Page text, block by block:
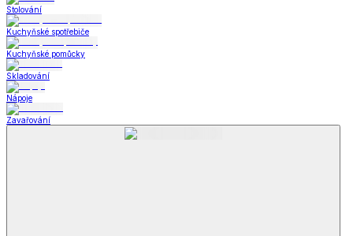
Stolování
Kuchyňské spotřebiče
Kuchyňské pomůcky
Skladování
Nápoje
Zavařování